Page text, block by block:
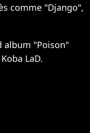
comme "Django",
album "Poison"
LaD.